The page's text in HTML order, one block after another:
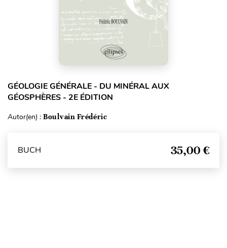
GÉOLOGIE GÉNÉRALE - DU MINÉRAL AUX
GÉOSPHÈRES - 2E ÉDITION
Autor(en) : Boulvain Frédéric
BUCH 35,00 €